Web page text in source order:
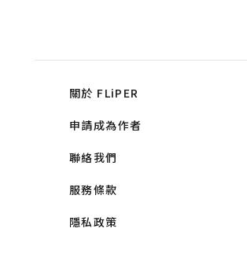
關於 FLiPER
申請成為作者
聯絡我們
服務條款
隱私政策